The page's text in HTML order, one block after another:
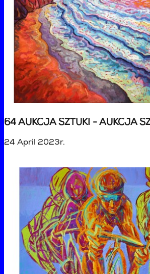
24 April 2023r.